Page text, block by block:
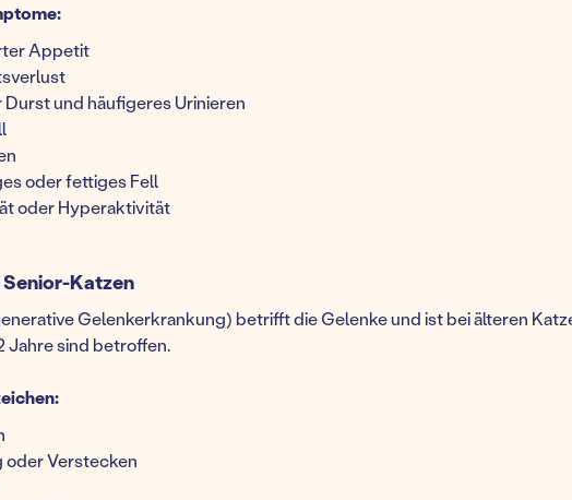
Appetit
Durst und häufigeres Urinieren
oder fettiges Fell
oder Hyperaktivität
Katzen
Gelenkerkrankung) betrifft die Gelenke und ist bei älteren
Jahre sind betroffen.
oder Verstecken